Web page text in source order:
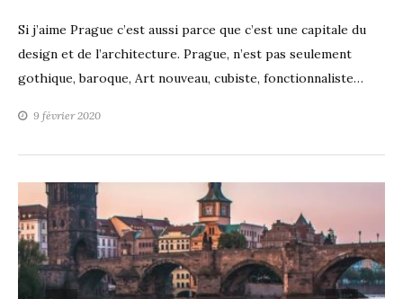
Si j’aime Prague c’est aussi parce que c’est une capitale du
design et de l’architecture. Prague, n’est pas seulement
gothique, baroque, Art nouveau, cubiste, fonctionnaliste…
9 février 2020